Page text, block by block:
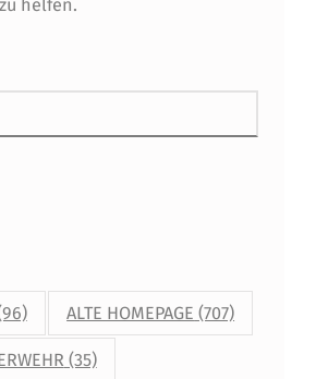
helfen.
ALTE HOMEPAGE (707)
(35)